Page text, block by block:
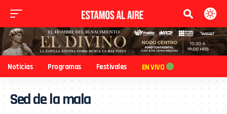
Noticias Programas Festivales EN VIVO
Sed de la mala